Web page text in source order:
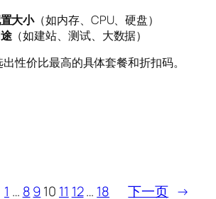
大小（如内存、CPU、硬盘）
（如建站、测试、大数据）
性价比最高的具体套餐和折扣码。
1 … 8910 11 12… 18 下一页 →